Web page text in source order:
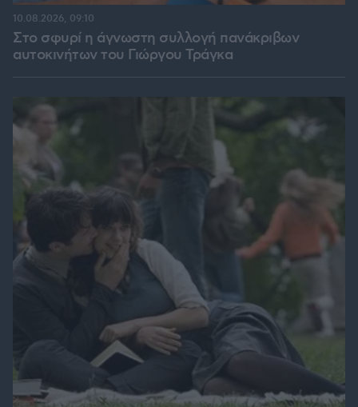
Στο σφυρί η άγνωστη συλλογή πανάκριβων
αυτοκινήτων του Γιώργου Τράγκα
10.08.2026, 09:10